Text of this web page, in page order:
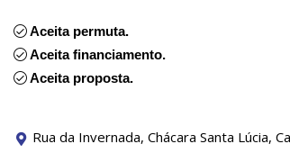
Aceita permuta.
Aceita financiamento.
Aceita proposta.
Rua da Invernada, Chácara Santa Lúcia,